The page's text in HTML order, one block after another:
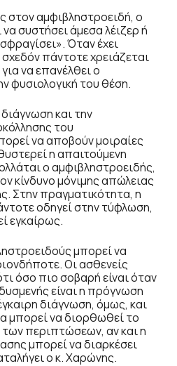
αμφιβληστροειδή, ο
συστήσει άμεσα λέιζερ ή
Όταν έχει
πάντοτε χρειάζεται
να επανέλθει ο
φυσιολογική του θέση.
και την
του
να αποβούν μοιραίες
η απαιτούμενη
ο αμφιβληστροειδής,
κίνδυνο μόνιμης απώλειας
Στην πραγματικότητα, η
οδηγεί στην τύφλωση,
εγκαίρως.
μπορεί να
Οι ασθενείς
όσο πιο σοβαρή είναι όταν
είναι η πρόγνωση
διάγνωση, όμως, και
μπορεί να διορθωθεί το
περιπτώσεων, αν και η
μπορεί να διαρκέσει
ο κ. Χαρώνης.